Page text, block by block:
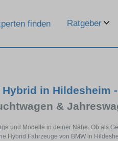
finden Ratgeber
Hybrid in Hildesheim
&
und Modelle in deiner Nähe. Ob als
Hybrid Fahrzeuge von BMW in